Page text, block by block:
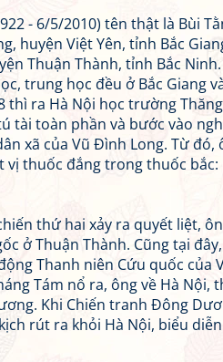
- 6/5/2010) tên thật là Bùi
huyện Việt Yên, tỉnh Bắc
Thuận Thành, tỉnh Bắc
trung học đều ở Bắc Giang
thì ra Hà Nội học trường
tài toàn phần và bước vào
xã của Vũ Đình Long. Từ đó,
vị thuốc đắng trong thuốc bắc:
thứ hai xảy ra quyết liệt,
ở Thuận Thành. Cũng tại
Thanh niên Cứu quốc của
Tám nổ ra, ông về Hà Nội,
Khi Chiến tranh Đông
rút ra khỏi Hà Nội, biểu